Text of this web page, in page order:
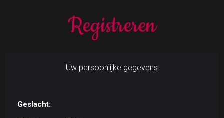
Registreren
Uw persoonlijke gegevens
Geslacht: